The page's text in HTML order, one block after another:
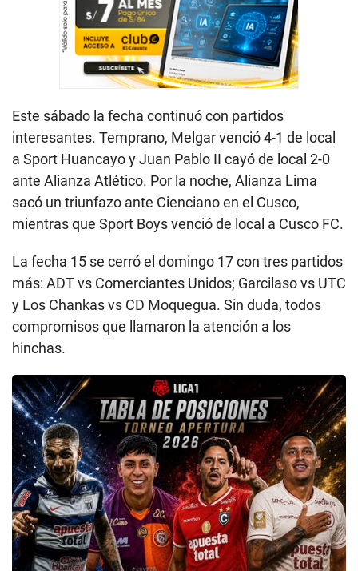
Este sábado la fecha continuó con partidos
interesantes. Temprano, Melgar venció 4-1 de local
a Sport Huancayo y Juan Pablo II cayó de local 2-0
ante Alianza Atlético. Por la noche, Alianza Lima
sacó un triunfazo ante Cienciano en el Cusco,
mientras que Sport Boys venció de local a Cusco FC.
La fecha 15 se cerró el domingo 17 con tres partidos
más: ADT vs Comerciantes Unidos; Garcilaso vs UTC
y Los Chankas vs CD Moquegua. Sin duda, todos
compromisos que llamaron la atención a los
hinchas.